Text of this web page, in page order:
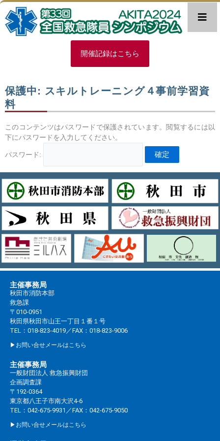
内
容
を
開催記録はこちら
保護中: スキルトレーニング４事前学習資
料
このコンテンツはパスワードで保護されています。閲覧するには以
下にパスワードを入力してください。
パスワード:
主催事務局
秋田市消防本部
救急課
〒010-0951
秋田県秋田市山王一丁目１番１号
TEL：018-823-4019／FAX：018-823-9006
▶お問い合せメールはこちら
主催事務局
一般財団法人 救急振興財団
企画調査課
〒192-0364
東京都八王子市南大沢4-6
TEL：042-675-9931／FAX：042-675-9050
▶お問い合せメールはこちら